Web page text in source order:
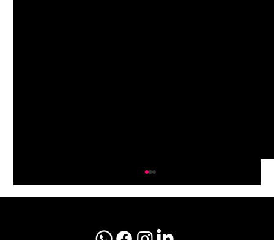
negocio en Paraguay que quiera sobresalir en